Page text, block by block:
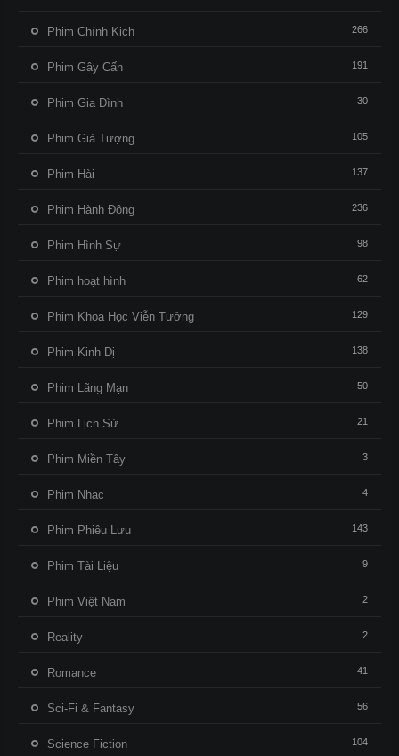
Phim Chính Kịch 266
Phim Gây Cấn 191
Phim Gia Đình 30
Phim Giả Tượng 105
Phim Hài 137
Phim Hành Động 236
Phim Hình Sự 98
Phim hoạt hình 62
Phim Khoa Học Viễn Tưởng 129
Phim Kinh Dị 138
Phim Lãng Mạn 50
Phim Lịch Sử 21
Phim Miền Tây 3
Phim Nhạc 4
Phim Phiêu Lưu 143
Phim Tài Liệu 9
Phim Việt Nam 2
Reality 2
Romance 41
Sci-Fi & Fantasy 56
Science Fiction 104